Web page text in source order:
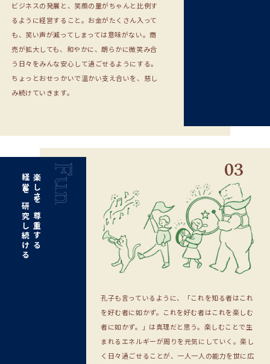
ビジネスの発展と、笑顔の量がちゃんと比例す
るように経営すること。お金がたくさん入って
も、笑い声が減ってしまっては意味がない。商
売が拡大しても、和やかに、朗らかに微笑み合
う日々をみんな安心して過ごせるようにする。
ちょっとおせっかいで温かい支え合いを、慈し
み続けていきます。
楽しさを尊重する
経営を研究し続ける
03
孔子も言っているように、「これを知る者はこれ
を好む者に如かず。これを好む者はこれを楽しむ
者に如かず。」は真理だと思う。楽しむことで生
まれるエネルギーが周りを元気にしていく。楽し
く日々過ごせることが、一人一人の能力を世に広